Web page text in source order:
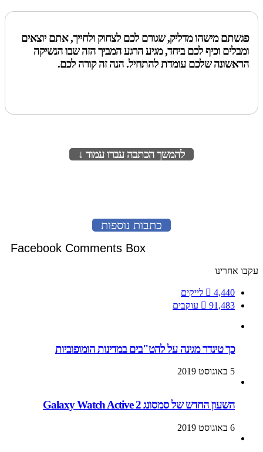
פגשתם מישהו מדליק, שגורם לכם לצחוק ולחייך, אתם יוצאים
ומבלים וכיף לכם ביחד, מגיע הרגע המביך הזה שבו הנשיקה
הראשונה שלכם עומדת להתחיל. הנה זה קורה לכם.
להמשך הכתבה עברו עמוד ↓
כתבות נוספות
Facebook Comments Box
עקבו אחרינו
4,440
לייקים
91,483
עוקבים
כך טינדר מגינה על להט"בים במדינות הומופוביות
5 באוגוסט 2019
השעון החדש של סמסונג Galaxy Watch Active 2
6 באוגוסט 2019